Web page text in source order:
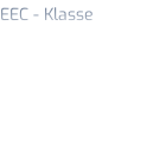
- Klasse